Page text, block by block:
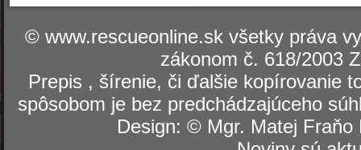
© www.rescueonline.sk všetky práva
zákonom č. 618/2003
Prepis , šírenie, či ďalšie kopírovanie
spôsobom je bez predchádzajúceho
Design: © Mgr. Matej